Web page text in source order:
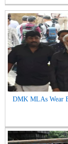
DMK MLAs Wear